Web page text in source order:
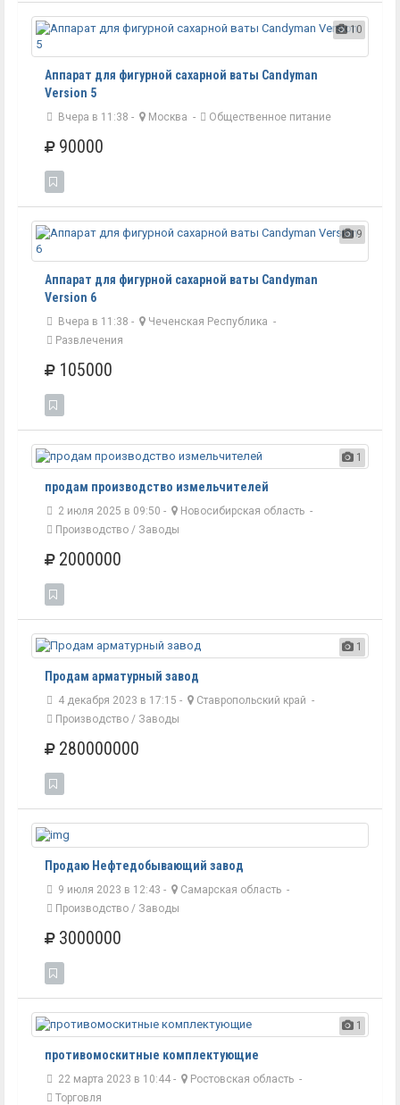
10
Аппарат для фигурной сахарной ваты Candyman
Version 5
Вчера в 11:38 - Москва - Общественное питание
90000
9
Аппарат для фигурной сахарной ваты Candyman
Version 6
Вчера в 11:38 - Чеченская Республика -
Развлечения
105000
1
продам производство измельчителей
2 июля 2025 в 09:50 - Новосибирская область -
Производство / Заводы
2000000
1
Продам арматурный завод
4 декабря 2023 в 17:15 - Ставропольский край -
Производство / Заводы
280000000
Продаю Нефтедобывающий завод
9 июля 2023 в 12:43 - Самарская область -
Производство / Заводы
3000000
1
противомоскитные комплектующие
22 марта 2023 в 10:44 - Ростовская область -
Торговля